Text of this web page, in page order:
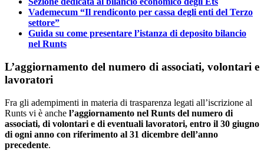
Vademecum “Il rendiconto per cassa degli enti del Terzo
settore”
Guida su come presentare l’istanza di deposito bilancio
nel Runts
L’aggiornamento del numero di associati, volontari e
lavoratori
Fra gli adempimenti in materia di trasparenza legati all’iscrizione al
Runts vi è anche l’aggiornamento nel Runts del numero di
associati, di volontari e di eventuali lavoratori, entro il 30 giugno
di ogni anno con riferimento al 31 dicembre dell’anno
precedente.